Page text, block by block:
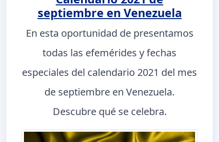
septiembre en Venezuela
En esta oportunidad de presentamos
todas las efemérides y fechas
especiales del calendario 2021 del mes
de septiembre en Venezuela.
Descubre qué se celebra.